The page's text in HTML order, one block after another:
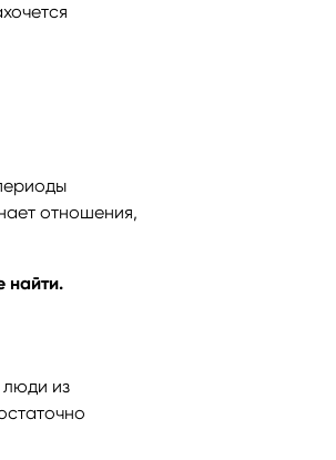
отношения,
найти.
люди из